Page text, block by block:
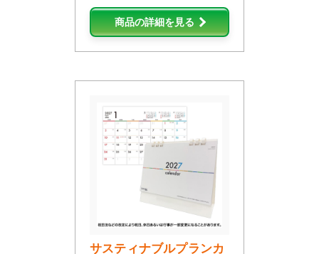
商品の詳細を見る
サスティナブルプランカ